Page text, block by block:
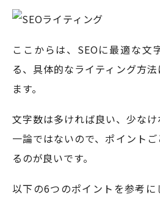
ここからは、SEOに最適な文
る、具体的なライティング方
ます。
文字数は多ければ良い、少な
一論ではないので、ポイント
るのが良いです。
以下の6つのポイントを参考